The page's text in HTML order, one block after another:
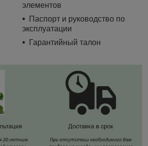
элементов
Паспорт и руководство по
эксплуатации
Гарантийный талон